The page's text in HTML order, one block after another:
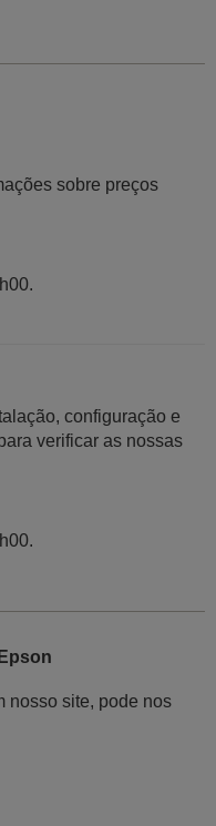
sobre preços
configuração e
verificar as nossas
nosso site, pode nos